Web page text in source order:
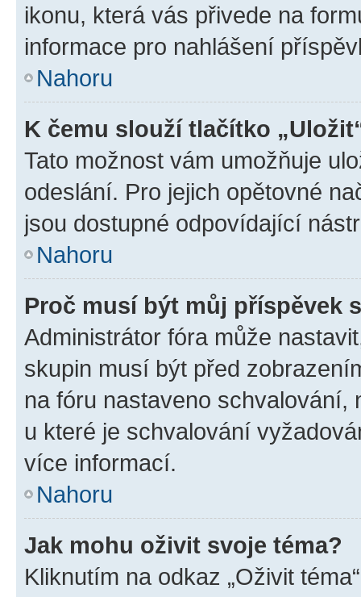
ikonu, která vás přivede na
informace pro nahlášení
Nahoru
K čemu slouží tlačítko
Tato možnost vám umožňuje
odeslání. Pro jejich opětovné
jsou dostupné odpovídající
Nahoru
Proč musí být můj příspěvek
Administrátor fóra může
skupin musí být před
na fóru nastaveno schvalování,
u které je schvalování
více informací.
Nahoru
Jak mohu oživit svoje téma?
Kliknutím na odkaz „Oživit